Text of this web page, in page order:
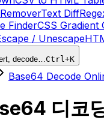
Text Diff
FinderCSS Gradient
/ Unescape
decode…Ctrl+K
Base64 Decode
디코